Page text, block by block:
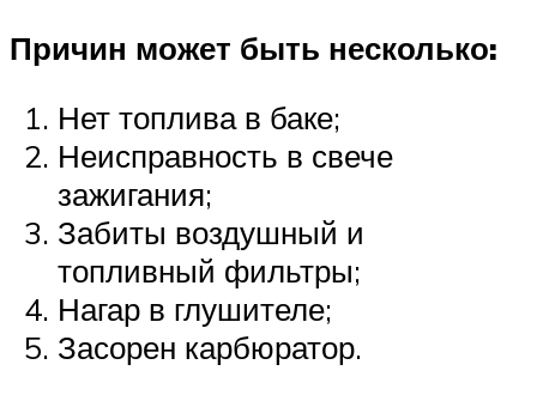
Причин может быть несколько:
Нет топлива в баке;
Неисправность в свече
зажигания;
Забиты воздушный и
топливный фильтры;
Нагар в глушителе;
Засорен карбюратор.